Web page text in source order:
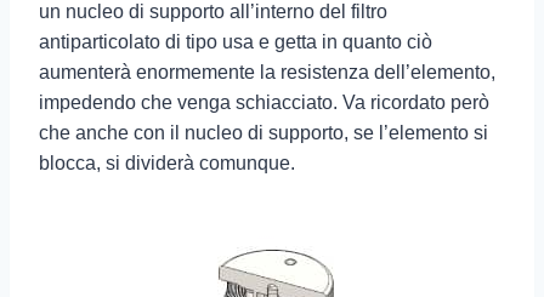
un nucleo di supporto all’interno del filtro
antiparticolato di tipo usa e getta in quanto ciò
aumenterà enormemente la resistenza dell’elemento,
impedendo che venga schiacciato. Va ricordato però
che anche con il nucleo di supporto, se l’elemento si
blocca, si dividerà comunque.